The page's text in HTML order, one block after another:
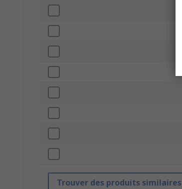
Trouver des produits similaires